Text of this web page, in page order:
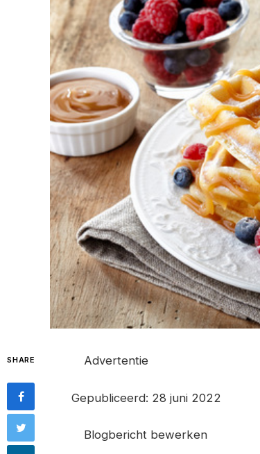
SHARE Advertentie
Gepubliceerd: 28 juni 2022
Blogbericht bewerken